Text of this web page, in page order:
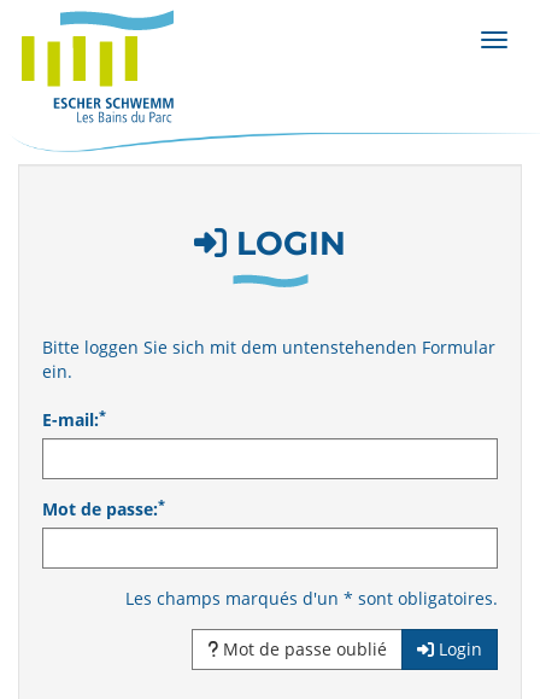
LOGIN
Bitte loggen Sie sich mit dem untenstehenden Formular
ein.
E-mail:*
Mot de passe:*
Les champs marqués d'un * sont obligatoires.
Mot de passe oublié Login